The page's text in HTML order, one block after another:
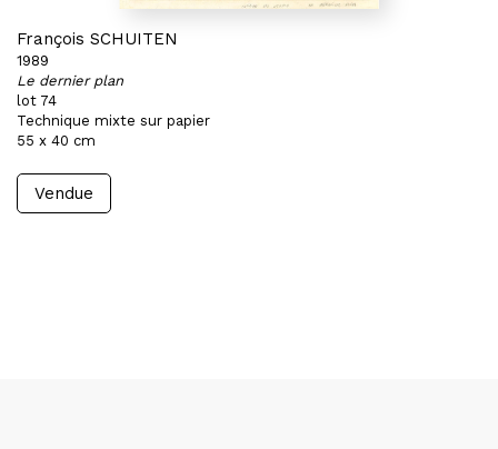
François SCHUITEN
1989
Le dernier plan
lot 74
Technique mixte sur papier
55 x 40 cm
Vendue